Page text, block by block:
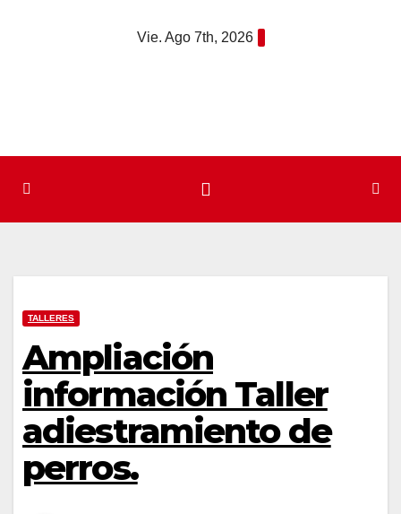
Vie. Ago 7th, 2026
TALLERES
Ampliación
información Taller
adiestramiento de
perros.